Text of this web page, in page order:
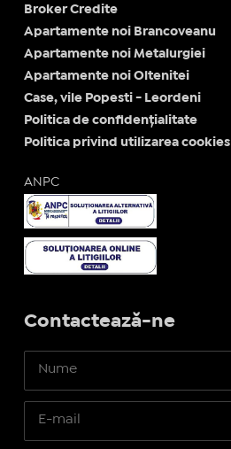
Broker Credite
Apartamente noi Brancoveanu
Apartamente noi Metalurgiei
Apartamente noi Oltenitei
Case, vile Popesti - Leordeni
Politica de confidențialitate
Politica privind utilizarea cookies
ANPC
Contactează-ne